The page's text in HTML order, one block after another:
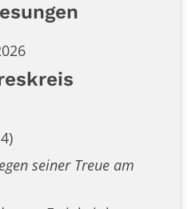
seiner Treue am